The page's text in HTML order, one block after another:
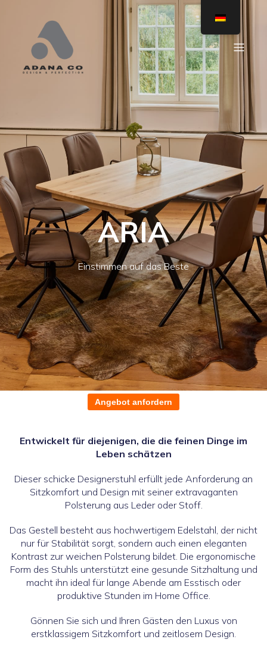
ARIA
Einstimmen auf das Beste
Angebot anfordern
Entwickelt für diejenigen, die die feinen Dinge im
Leben schätzen
Dieser schicke Designerstuhl erfüllt jede Anforderung an
Sitzkomfort und Design mit seiner extravaganten
Polsterung aus Leder oder Stoff.
Das Gestell besteht aus hochwertigem Edelstahl, der nicht
nur für Stabilität sorgt, sondern auch einen eleganten
Kontrast zur weichen Polsterung bildet. Die ergonomische
Form des Stuhls unterstützt eine gesunde Sitzhaltung und
macht ihn ideal für lange Abende am Esstisch oder
produktive Stunden im Home Office.
Gönnen Sie sich und Ihren Gästen den Luxus von
erstklassigem Sitzkomfort und zeitlosem Design.